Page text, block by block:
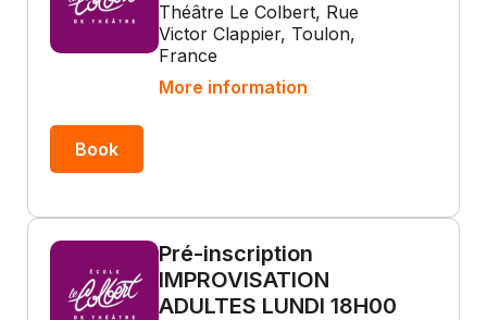
Théâtre Le Colbert, Rue
Victor Clappier, Toulon,
France
More information
Book
Pré-inscription
IMPROVISATION
ADULTES LUNDI 18H00